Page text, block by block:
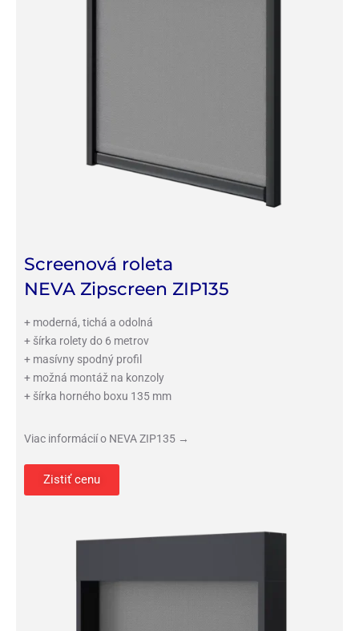
Screenová roleta
NEVA Zipscreen ZIP135
+ moderná, tichá a odolná
+ šírka rolety do 6 metrov
+ masívny spodný profil
+ možná montáž na konzoly
+ šírka horného boxu 135 mm
Viac informácií o NEVA ZIP135 →
Zistiť cenu